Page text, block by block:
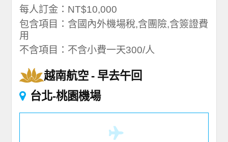
每人訂金：NT$10,000
包含項目：含國內外機場稅,含團險,含簽證費
用
不含項目：不含小費一天300/人
越南航空
早去午回
台北-桃園機場